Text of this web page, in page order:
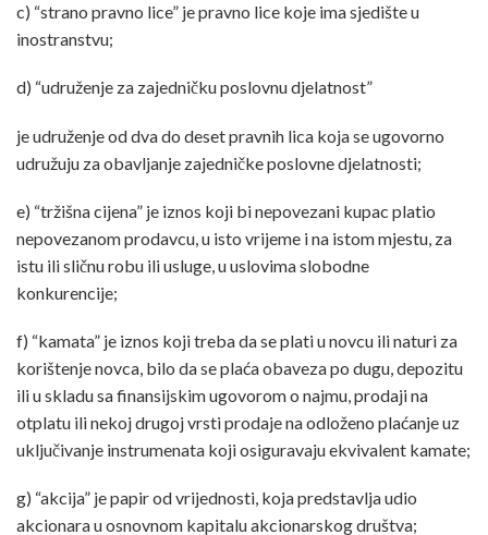
c) “strano pravno lice” je pravno lice koje ima sjedište u
inostranstvu;
d) “udruženje za zajedničku poslovnu djelatnost”
je udruženje od dva do deset pravnih lica koja se ugovorno
udružuju za obavljanje zajedničke poslovne djelatnosti;
e) “tržišna cijena” je iznos koji bi nepovezani kupac platio
nepovezanom prodavcu, u isto vrijeme i na istom mjestu, za
istu ili sličnu robu ili usluge, u uslovima slobodne
konkurencije;
f) “kamata” je iznos koji treba da se plati u novcu ili naturi za
korištenje novca, bilo da se plaća obaveza po dugu, depozitu
ili u skladu sa finansijskim ugovorom o najmu, prodaji na
otplatu ili nekoj drugoj vrsti prodaje na odloženo plaćanje uz
uključivanje instrumenata koji osiguravaju ekvivalent kamate;
g) “akcija” je papir od vrijednosti, koja predstavlja udio
akcionara u osnovnom kapitalu akcionarskog društva;